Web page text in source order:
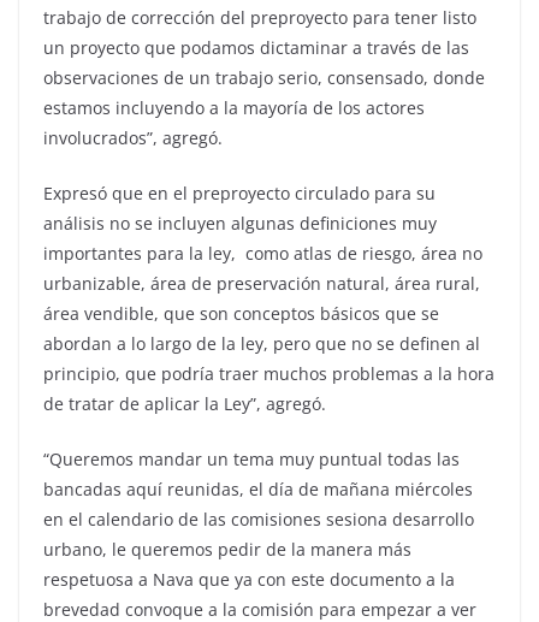
trabajo de corrección del preproyecto para tener listo
un proyecto que podamos dictaminar a través de las
observaciones de un trabajo serio, consensado, donde
estamos incluyendo a la mayoría de los actores
involucrados”, agregó.
Expresó que en el preproyecto circulado para su
análisis no se incluyen algunas definiciones muy
importantes para la ley, como atlas de riesgo, área no
urbanizable, área de preservación natural, área rural,
área vendible, que son conceptos básicos que se
abordan a lo largo de la ley, pero que no se definen al
principio, que podría traer muchos problemas a la hora
de tratar de aplicar la Ley”, agregó.
“Queremos mandar un tema muy puntual todas las
bancadas aquí reunidas, el día de mañana miércoles
en el calendario de las comisiones sesiona desarrollo
urbano, le queremos pedir de la manera más
respetuosa a Nava que ya con este documento a la
brevedad convoque a la comisión para empezar a ver